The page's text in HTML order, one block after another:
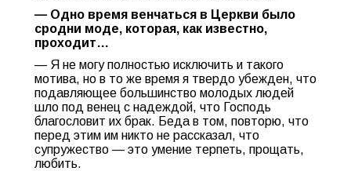
— Одно время венчаться в Церкви было
сродни моде, которая, как известно,
проходит…
— Я не могу полностью исключить и такого
мотива, но в то же время я твердо убежден, что
подавляющее большинство молодых людей
шло под венец с надеждой, что Господь
благословит их брак. Беда в том, повторю, что
перед этим им никто не рассказал, что
супружество — это умение терпеть, прощать,
любить.